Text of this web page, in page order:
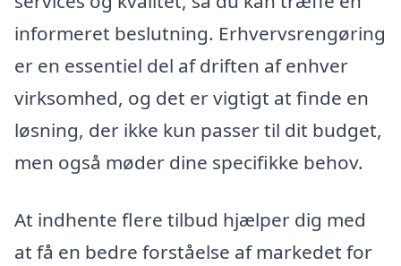
informeret beslutning. Erhvervsrengøring
er en essentiel del af driften af enhver
virksomhed, og det er vigtigt at finde en
løsning, der ikke kun passer til dit budget,
men også møder dine specifikke behov.
At indhente flere tilbud hjælper dig med
at få en bedre forståelse af markedet for